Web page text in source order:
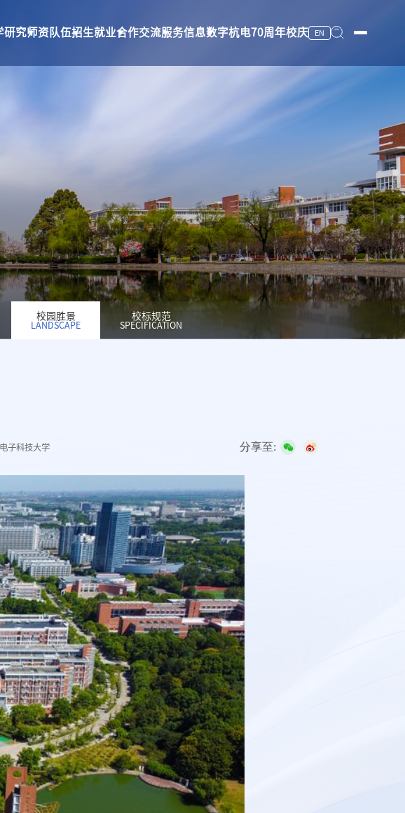
研究师资队伍招生就业合作交流服务信息数字杭电70周年校庆 EN
安全保卫
办公电话
工作班车
上课时间
校园胜景
LANDSCAPE
校标规范
SPECIFICATION
子科技大学 分享至: